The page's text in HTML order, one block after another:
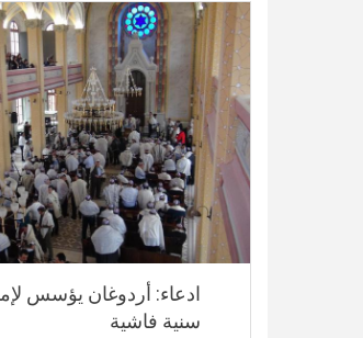
ادعاء: أردوغان يؤسس
سنية فاشية